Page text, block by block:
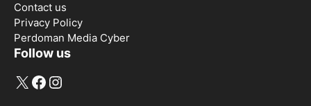
Contact us
Privacy Policy
Perdoman Media Cyber
Follow us
X Facebook
Instagram